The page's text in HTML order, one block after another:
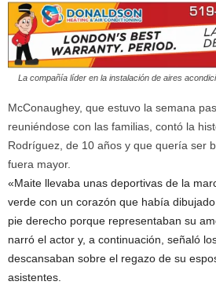
La compañía líder en la instalación de aires
McConaughey, que estuvo la semana
reuniéndose con las familias, contó la
Rodríguez, de 10 años y que quería ser
fuera mayor.
«Maite llevaba unas deportivas de la
verde con un corazón que había
pie derecho porque representaban su
narró el actor y, a continuación, señaló
descansaban sobre el regazo de su
asistentes.